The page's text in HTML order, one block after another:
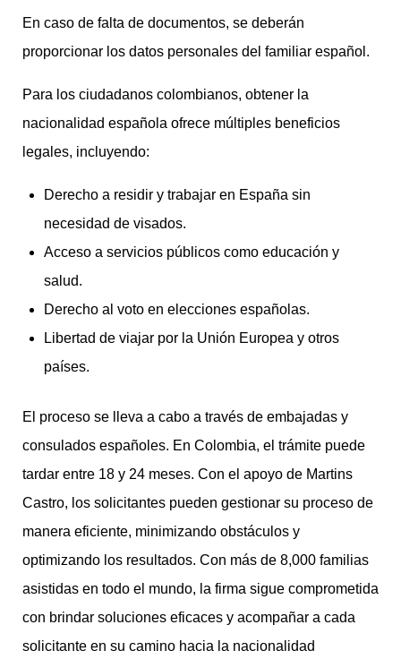
En caso de falta de documentos, se deberán
proporcionar los datos personales del familiar español.
Para los ciudadanos colombianos, obtener la
nacionalidad española ofrece múltiples beneficios
legales, incluyendo:
Derecho a residir y trabajar en España sin
necesidad de visados.
Acceso a servicios públicos como educación y
salud.
Derecho al voto en elecciones españolas.
Libertad de viajar por la Unión Europea y otros
países.
El proceso se lleva a cabo a través de embajadas y
consulados españoles. En Colombia, el trámite puede
tardar entre 18 y 24 meses. Con el apoyo de Martins
Castro, los solicitantes pueden gestionar su proceso de
manera eficiente, minimizando obstáculos y
optimizando los resultados. Con más de 8,000 familias
asistidas en todo el mundo, la firma sigue comprometida
con brindar soluciones eficaces y acompañar a cada
solicitante en su camino hacia la nacionalidad